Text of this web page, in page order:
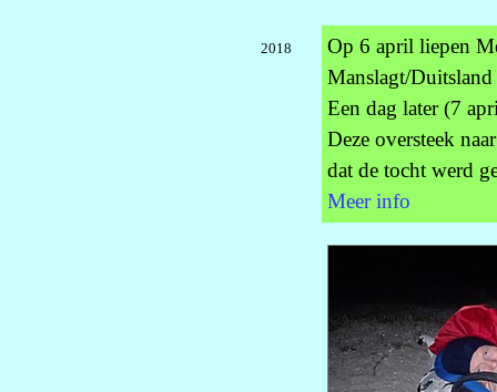
2018
Op 6 april liepen
Manslagt/
Een dag later (7
Deze oversteek
dat de tocht werd
Meer info